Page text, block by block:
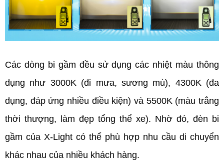
Các dòng bi gầm đều sử dụng các nhiệt màu thông
dụng như 3000K (đi mưa, sương mù), 4300K (đa
dụng, đáp ứng nhiều điều kiện) và 5500K (màu trắng
thời thượng, làm đẹp tổng thể xe). Nhờ đó, đèn bi
gầm của X-Light có thể phù hợp nhu cầu di chuyển
khác nhau của nhiều khách hàng.